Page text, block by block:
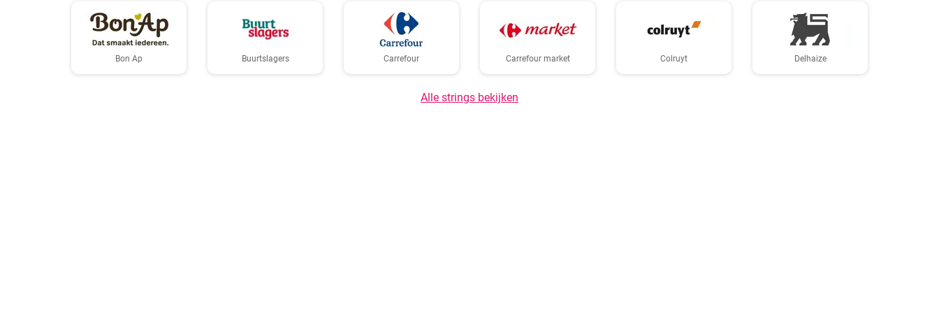
Bon Ap Buurtslagers Carrefour Carrefour market Colruyt Delhaize
Alle strings bekijken